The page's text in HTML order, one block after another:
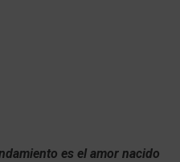
es el amor nacido